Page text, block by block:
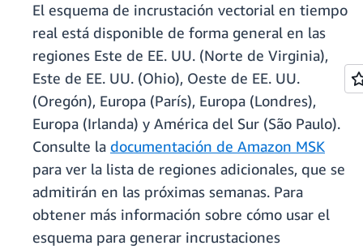
El esquema de incrustación vectorial en tiempo
real está disponible de forma general en las
regiones Este de EE. UU. (Norte de Virginia),
Este de EE. UU. (Ohio), Oeste de EE. UU.
(Oregón), Europa (París), Europa (Londres),
Europa (Irlanda) y América del Sur (São Paulo).
Consulte la documentación de Amazon MSK
para ver la lista de regiones adicionales, que se
admitirán en las próximas semanas. Para
obtener más información sobre cómo usar el
esquema para generar incrustaciones